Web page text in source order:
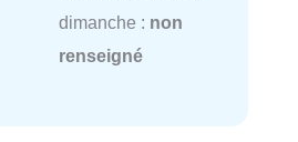
dimanche : non
renseigné